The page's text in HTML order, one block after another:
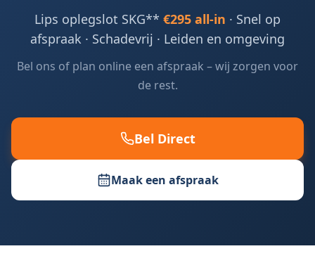
Lips oplegslot SKG** €295 all-in · Snel op
afspraak · Schadevrij · Leiden en omgeving
Bel ons of plan online een afspraak – wij zorgen voor
de rest.
Bel Direct
Maak een afspraak